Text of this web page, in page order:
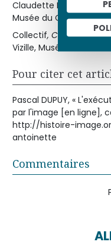
Claudette HOULD
,
Musée du Québec, Les
Collectif, Catalogue
Vizille, Musée de la
Pour citer cet
Pascal DUPUY, «
par l'image [en ligne],
http://histoire-
antoinette
Commentaires